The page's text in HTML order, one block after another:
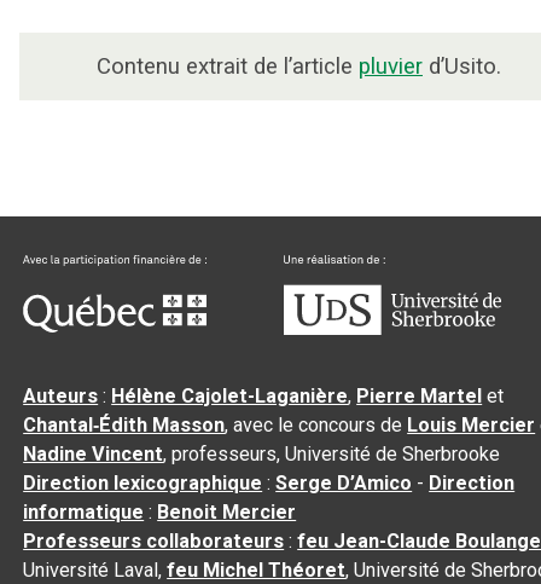
Contenu extrait de l’article pluvier d’Usito.
Auteurs : Hélène Cajolet-Laganière, Pierre Martel et
Chantal‑Édith Masson, avec le concours de Louis Mercier
Nadine Vincent, professeurs, Université de Sherbrooke
Direction lexicographique :Serge D’Amico - Direction
informatique : Benoit Mercier
Professeurs collaborateurs :feu Jean-Claude
Université Laval,feu Michel Théoret, Université de